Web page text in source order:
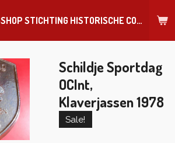
WEBSHOP STICHTING HISTORISCHE COLLECTIE REGIMENT
Schildje Sportdag
OCInt,
Klaverjassen 1978
Sale!